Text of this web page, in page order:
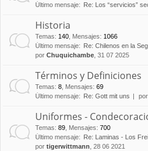
Último mensaje:
Re: Los “servicios”
Historia
Temas: 140 Mensajes: 1066
Último mensaje:
Re: Chilenos en la
por Chuquichambe , 31 07 2025
Términos y Definiciones
Temas: 8 Mensajes: 69
Último mensaje:
Re: Gott mit uns por
Uniformes -
Temas: 89 Mensajes: 700
Último mensaje:
Re: Laminas - Los
por tigerwittmann , 28 06 2021